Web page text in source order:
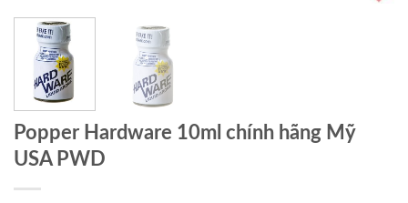
Popper Hardware 10ml chính hãng Mỹ
USA PWD